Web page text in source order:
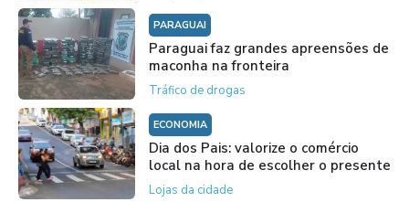
PARAGUAI
Paraguai faz grandes apreensões de
maconha na fronteira
Tráfico de drogas
ECONOMIA
Dia dos Pais: valorize o comércio
local na hora de escolher o presente
Lojas da cidade